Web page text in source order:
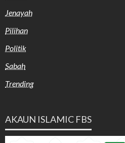
Jenayah
Pilihan
Politik
Sabah
Trending
AKAUN ISLAMIC FBS